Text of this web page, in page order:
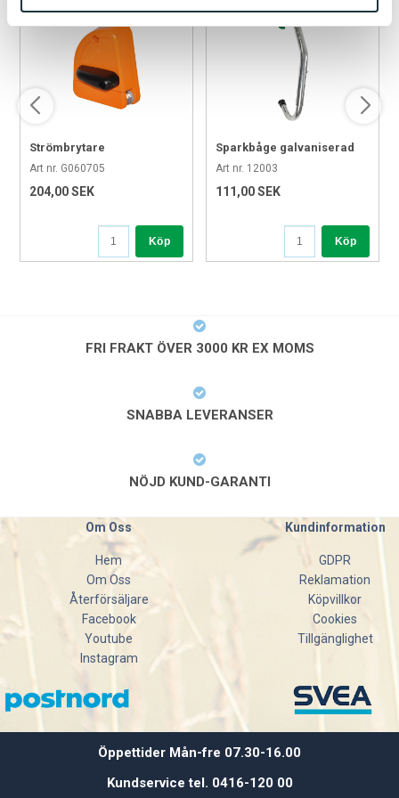
Strömbrytare
Art nr. G060705
204,00 SEK
Köp
Sparkbåge galvaniserad
(9mm)
Art nr. 12003
111,00 SEK
Köp
FRI FRAKT ÖVER 3000 KR EX MOMS
SNABBA LEVERANSER
NÖJD KUND-GARANTI
Om Oss
Hem
Om Oss
Återförsäljare
Facebook
Youtube
Instagram
Kundinformation
GDPR
Reklamation
Köpvillkor
Cookies
Tillgänglighet
Öppettider Mån-fre 07.30-16.00
Kundservice tel. 0416-120 00